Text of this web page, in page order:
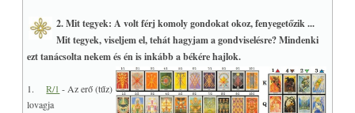
2. Mit tegyek: A volt férj komoly gondokat okoz, fenyegetőzik ...
Mit tegyek, viseljem el, tehát hagyjam a gondviselésre? Mindenki
ezt tanácsolta nekem és én is inkább a békére hajlok.
1.R/1 - Az erő (tűz)
lovagja